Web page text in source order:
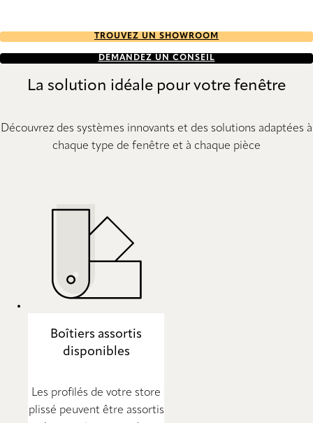
TROUVEZ UN SHOWROOM
DEMANDEZ UN CONSEIL
La solution idéale pour votre fenêtre
Découvrez des systèmes innovants et des solutions adaptées à
chaque type de fenêtre et à chaque pièce
Boîtiers assortis
disponibles
Les profilés de votre store
plissé peuvent être assortis